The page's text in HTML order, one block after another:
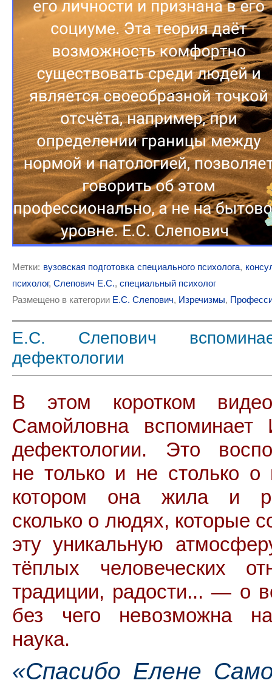
Метки: вузовская подготовка специального психолога,
психолог, Слепович Е.С., специальный психолог
Размещено в категории Е.С. Слепович, Изречизмы,
Е.С. Слепович
дефектологии
В этом коротком
Самойловна вспоминает
дефектологии. Это
не только и не столько о
котором она жила и
сколько о людях, которые
эту уникальную
тёплых человеческих
традиции, радости... — о
без чего невозможна
наука.
«Спасибо Елене